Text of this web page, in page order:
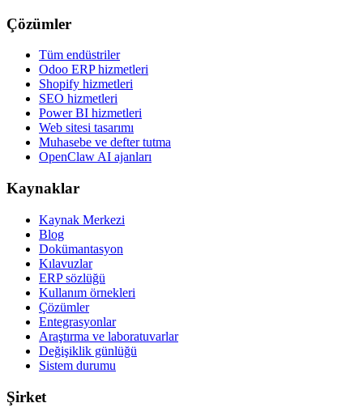
Çözümler
Tüm endüstriler
Odoo ERP hizmetleri
Shopify hizmetleri
SEO hizmetleri
Power BI hizmetleri
Web sitesi tasarımı
Muhasebe ve defter tutma
OpenClaw AI ajanları
Kaynaklar
Kaynak Merkezi
Blog
Dokümantasyon
Kılavuzlar
ERP sözlüğü
Kullanım örnekleri
Çözümler
Entegrasyonlar
Araştırma ve laboratuvarlar
Değişiklik günlüğü
Sistem durumu
Şirket